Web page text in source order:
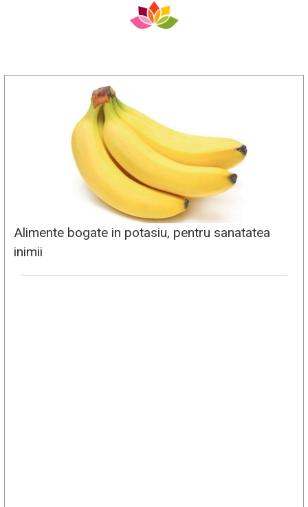
Alimente bogate in potasiu, pentru sanatatea
inimii